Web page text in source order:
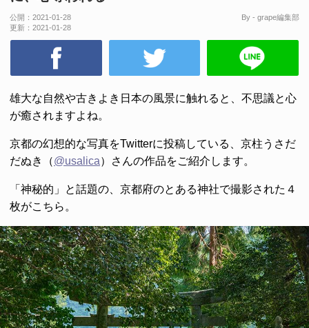
公開： 2021-01-28
更新： 2021-01-28
By - grape編集部
雄大な自然や古きよき日本の風景に触れると、不思議と心
が癒されますよね。
京都の幻想的な写真をTwitterに投稿している、京柱うさだ
だぬき（@usalica）さんの作品をご紹介します。
「神秘的」と話題の、京都府のとある神社で撮影された４
枚がこちら。